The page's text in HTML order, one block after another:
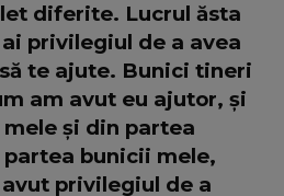
diferite. Lucrul ăsta
privilegiul de a avea
te ajute. Bunici tineri
am avut eu ajutor, și
și din partea
bunicii mele,
privilegiul de a